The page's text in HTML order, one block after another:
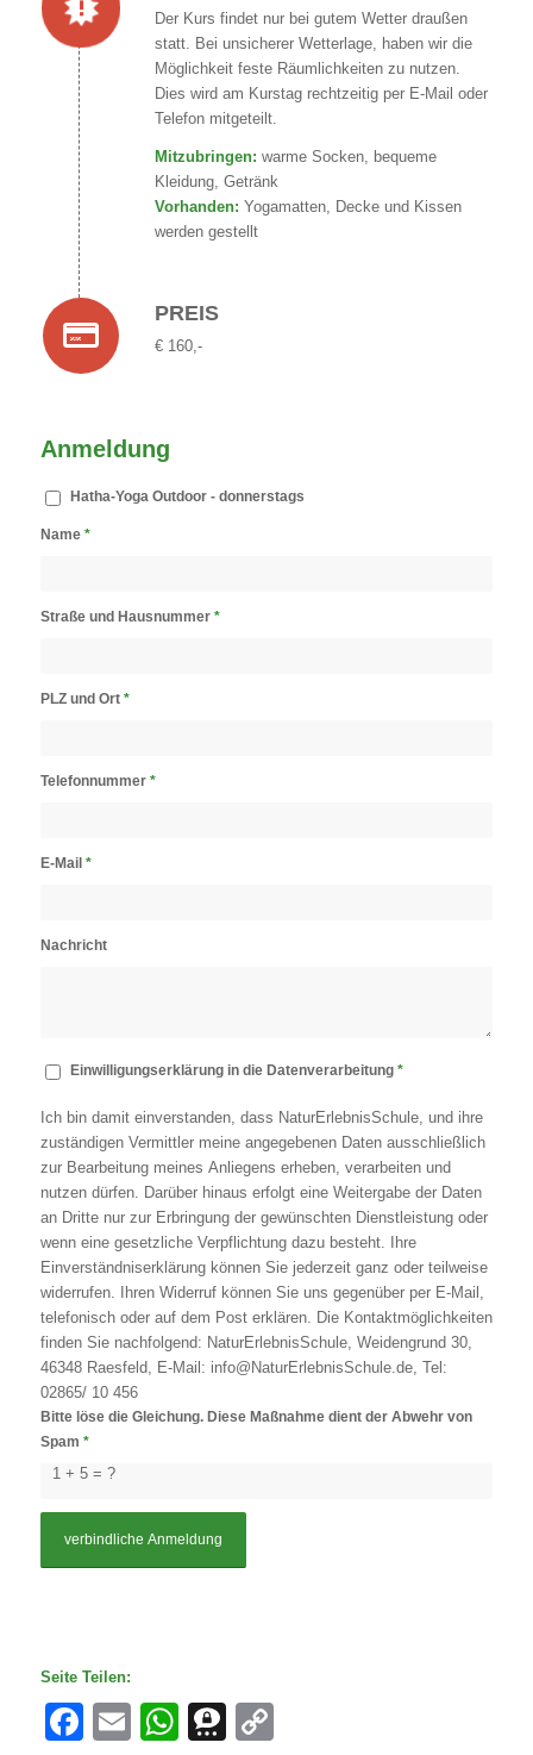
Der Kurs findet nur bei gutem Wetter draußen
statt. Bei unsicherer Wetterlage, haben wir die
Möglichkeit feste Räumlichkeiten zu nutzen.
Dies wird am Kurstag rechtzeitig per E-Mail oder
Telefon mitgeteilt.
Mitzubringen: warme Socken, bequeme
Kleidung, Getränk
Vorhanden: Yogamatten, Decke und Kissen
werden gestellt
PREIS
€ 160,-
Anmeldung
Hatha-Yoga Outdoor - donnerstags
Name *
Straße und Hausnummer *
PLZ und Ort *
Telefonnummer *
E-Mail *
Nachricht
Einwilligungserklärung in die Datenverarbeitung *
Ich bin damit einverstanden, dass NaturErlebnisSchule, und ihre
zuständigen Vermittler meine angegebenen Daten ausschließlich
zur Bearbeitung meines Anliegens erheben, verarbeiten und
nutzen dürfen. Darüber hinaus erfolgt eine Weitergabe der Daten
an Dritte nur zur Erbringung der gewünschten Dienstleistung oder
wenn eine gesetzliche Verpflichtung dazu besteht. Ihre
Einverständniserklärung können Sie jederzeit ganz oder teilweise
widerrufen. Ihren Widerruf können Sie uns gegenüber per E-Mail,
telefonisch oder auf dem Post erklären. Die Kontaktmöglichkeiten
finden Sie nachfolgend: NaturErlebnisSchule, Weidengrund 30,
46348 Raesfeld, E-Mail: info@NaturErlebnisSchule.de, Tel:
02865/ 10 456
1 + 5 = ?
Bitte löse die Gleichung. Diese Maßnahme dient der Abwehr von
Spam *
Seite Teilen:
Facebook
EmailWhatsApp
Threema